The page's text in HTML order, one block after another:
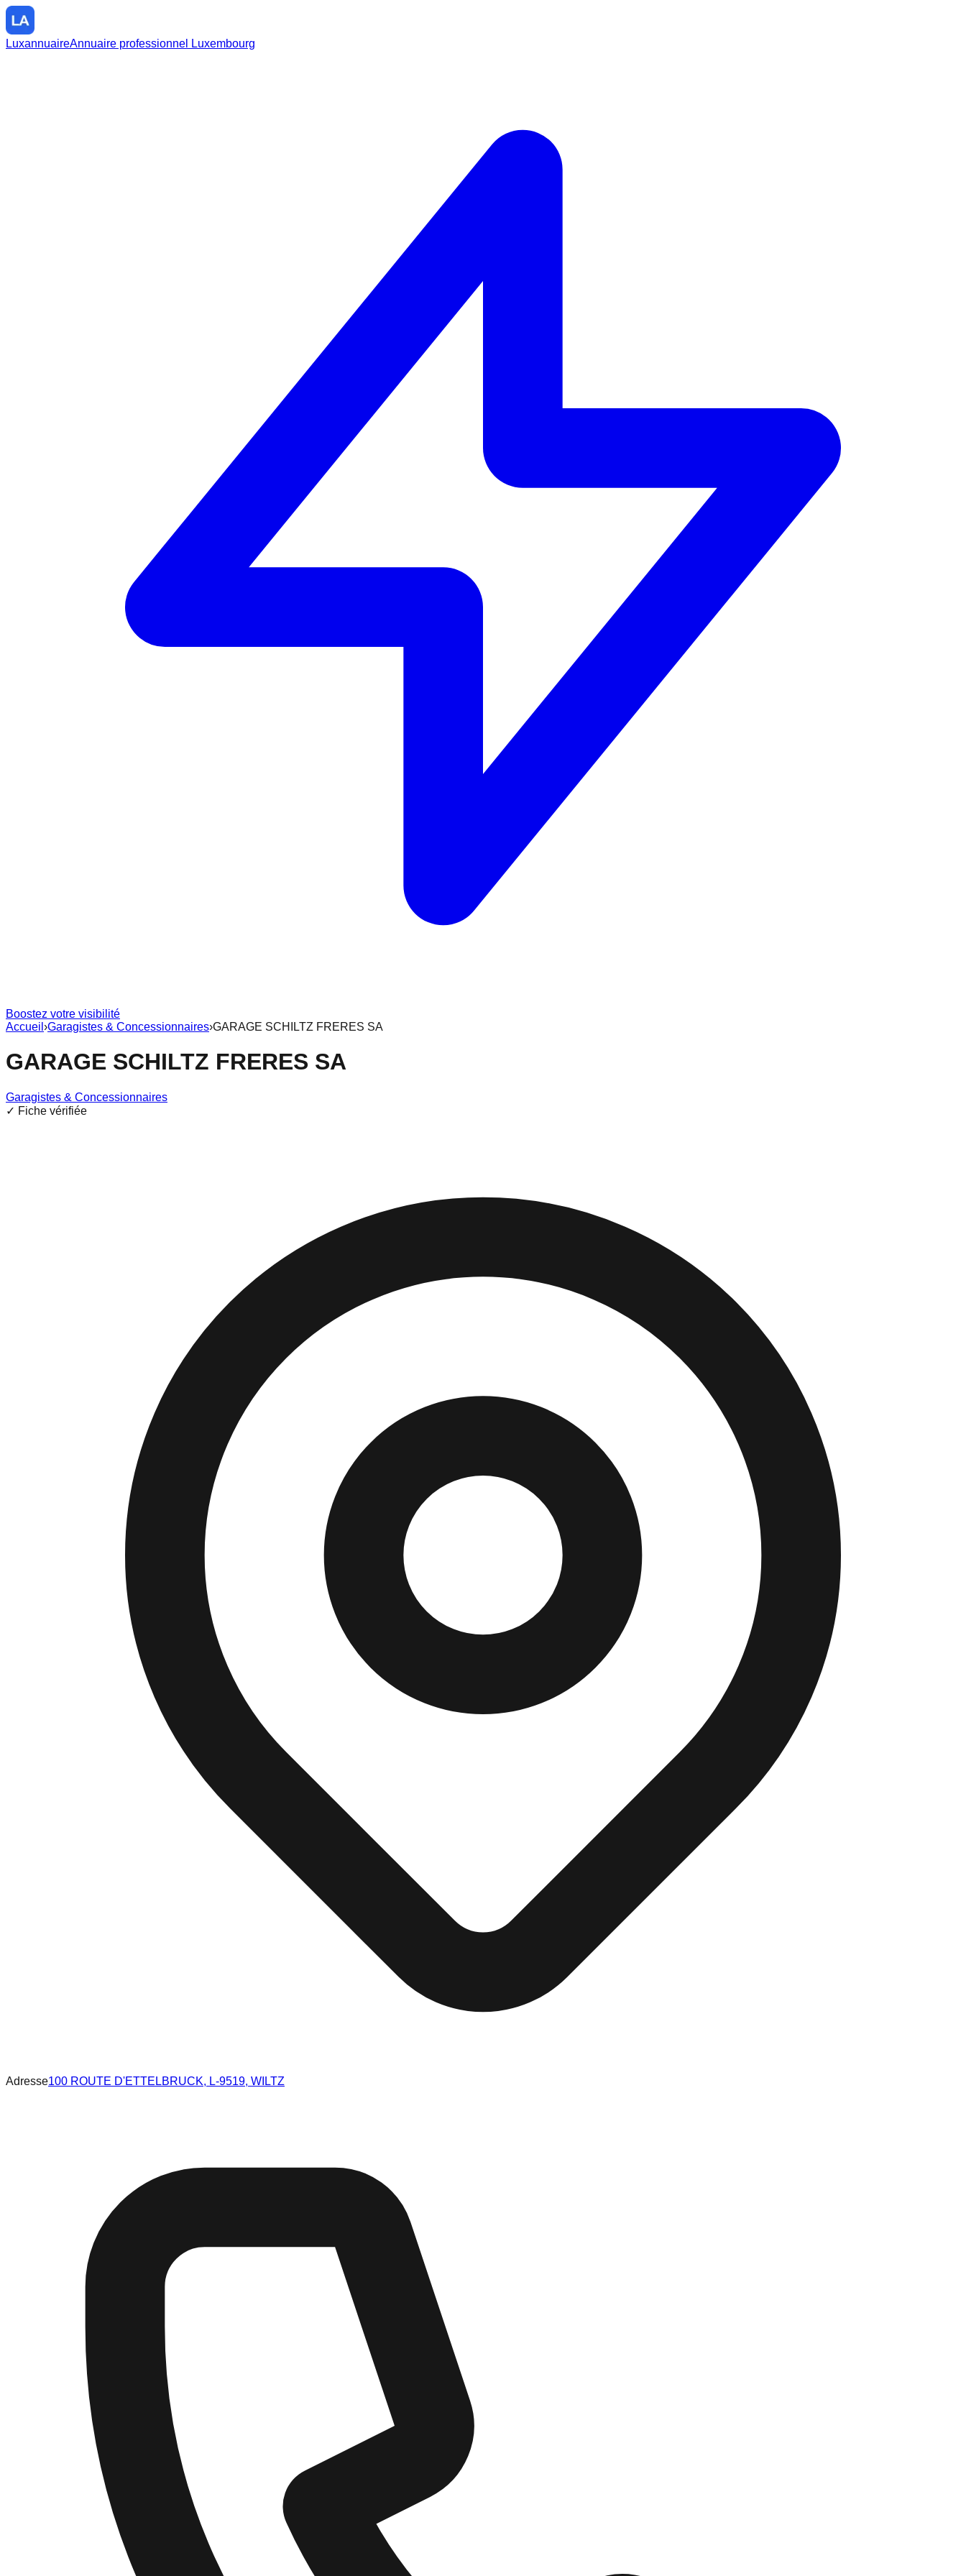
LuxannuaireAnnuaire professionnel Luxembourg
Boostez votre visibilité
Accueil ›Garagistes & Concessionnaires›GARAGE SCHILTZ FRERES SA
GARAGE SCHILTZ FRERES SA
Garagistes & Concessionnaires
✓ Fiche vérifiée
Adresse100 ROUTE D'ETTELBRUCK, L-9519, WILTZ